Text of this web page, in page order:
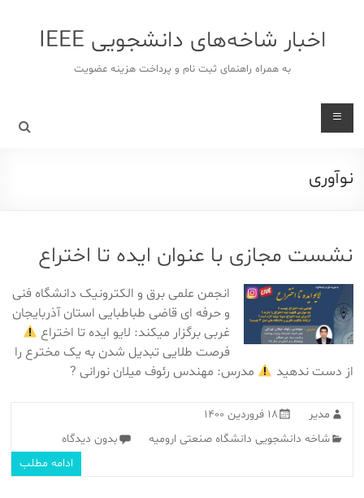
اخبار شاخه‌های دانشجویی IEEE
به همراه راهنمای ثبت نام و پرداخت هزینه عضویت
نوآوری
نشست مجازی با عنوان ایده تا اختراع
انجمن علمی برق و الکترونیک دانشگاه فنی
و حرفه ای قاضی طباطبایی استان آذربایجان
غربی برگزار میکند: لایو ایده تا اختراع
فرصت طلایی تبدیل شدن به یک مخترع را
از دست ندهید
مدرس: مهندس رئوف میلان نورانی ?
مدیر
۱۸ فروردین ۱۴۰۰
شاخه دانشجویی دانشگاه صنعتی ارومیه
بدون دیدگاه
ادامه مطلب